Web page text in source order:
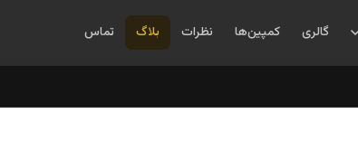
گالری کمپین‌ها نظرات بلاگ تماس